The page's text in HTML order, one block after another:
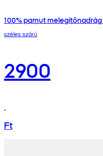
100% pamut
széles szárú
2900
Ft